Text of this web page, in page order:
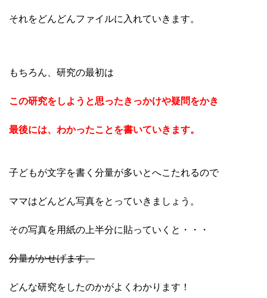
それをどんどんファイルに入れていきます。
もちろん、研究の最初は
この研究をしようと思ったきっかけや疑問をかき
最後には、わかったことを書いていきます。
子どもが文字を書く分量が多いとへこたれるので
ママはどんどん写真をとっていきましょう。
その写真を用紙の上半分に貼っていくと・・・
分量がかせげます。
どんな研究をしたのかがよくわかります！